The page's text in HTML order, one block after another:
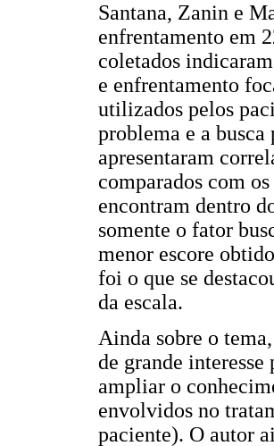
Santana, Zanin e
enfrentamento em
coletados
e enfrentamento
utilizados pelos
problema e a busca
apresentaram
comparados com
encontram dentro
somente o fator
menor escore
foi o que se
da escala.
Ainda sobre o
de grande
ampliar o
envolvidos no
paciente). O autor